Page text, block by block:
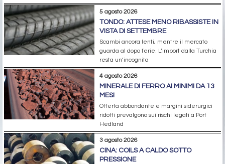
5 agosto 2026
TONDO: ATTESE MENO RIBASSISTE IN
VISTA DI SETTEMBRE
Scambi ancora lenti, mentre il mercato
guarda al dopo ferie. L’import dalla Turchia
resta un’incognita
4 agosto 2026
MINERALE DI FERRO AI MINIMI DA 13
MESI
Offerta abbondante e margini siderurgici
ridotti prevalgono sui rischi legati a Port
Hedland
3 agosto 2026
CINA: COILS A CALDO SOTTO
PRESSIONE